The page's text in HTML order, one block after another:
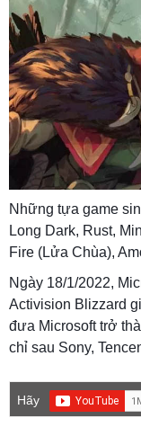
Những tựa game
Long Dark, Rust,
Fire (Lửa Chùa),
Ngày 18/1/2022,
Activision Blizzard
đưa Microsoft trở
chỉ sau Sony,
Hãy